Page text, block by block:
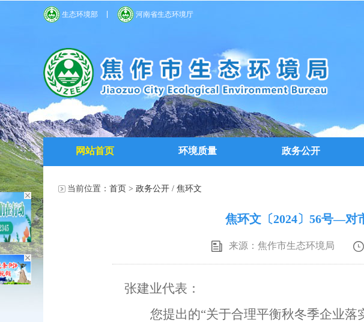
生态环境部 河南省生态环境厅
网站首页 环境质量 政务公开
当前位置： 首页 > 政务公开 / 焦环文
焦环文〔2024〕56号—对
来源：焦作市生态环境局
张建业代表：
您提出的“关于合理平衡秋冬季企业落